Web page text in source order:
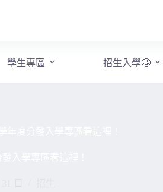
學生專區 招生入學🤩